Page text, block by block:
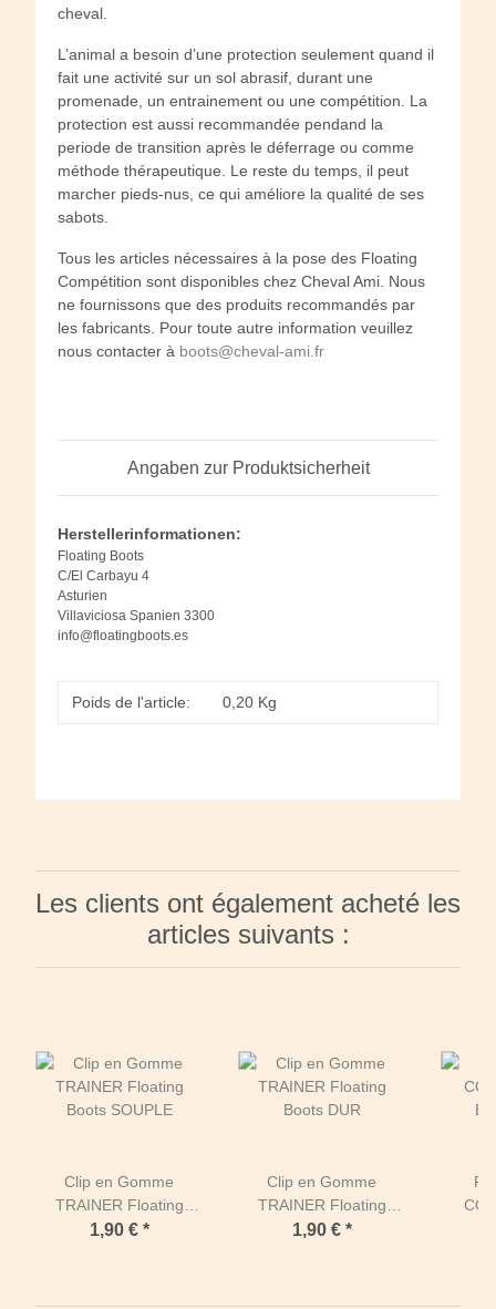
cheval.
L’animal a besoin d’une protection seulement quand il
fait une activité sur un sol abrasif, durant une
promenade, un entrainement ou une compétition. La
protection est aussi recommandée pendand la
periode de transition après le déferrage ou comme
méthode thérapeutique. Le reste du temps, il peut
marcher pieds-nus, ce qui améliore la qualité de ses
sabots.
Tous les articles nécessaires à la pose des Floating
Compétition sont disponibles chez Cheval Ami. Nous
ne fournissons que des produits recommandés par
les fabricants. Pour toute autre information veuillez
nous contacter à boots@cheval-ami.fr
Angaben zur Produktsicherheit
Herstellerinformationen:
Floating Boots
C/El Carbayu 4
Asturien
Villaviciosa Spanien 3300
info@floatingboots.es
Poids de l'article: 0,20 Kg
Les clients ont également acheté les
articles suivants :
Clip en Gomme
TRAINER Floating
Boots SOUPLE
1,90 € *
Clip en Gomme
TRAINER Floating
Boots DUR
1,90 € *